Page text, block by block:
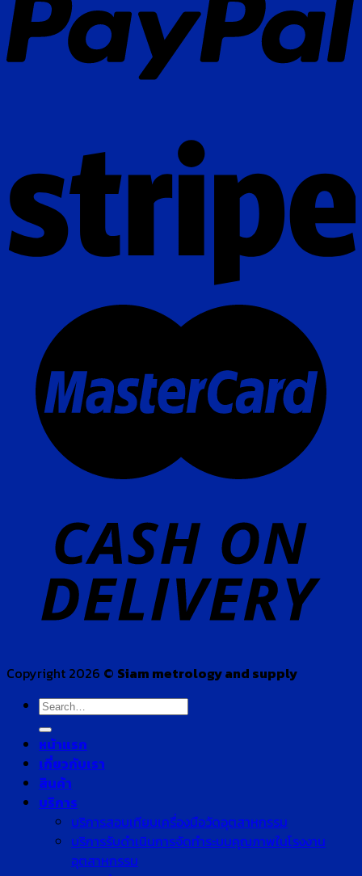
Copyright 2026 © Siam metrology and supply
Search
for:
หน้าแรก
เกี่ยวกับเรา
สินค้า
บริการ
บริการสอบเทียบเครื่องมือวัดอุตสาหกรรม
บริการรับดำเนินการจัดทำระบบคุณภาพในโรงงาน
อุตสาหกรรม